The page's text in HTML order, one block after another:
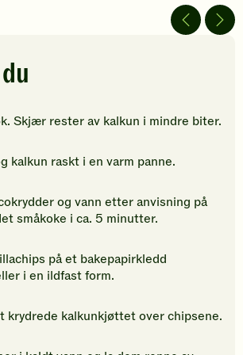
gi
vurdering.
4
av
å
gi
Skjær rester av kalkun i mindre biter.
kalkun raskt i en varm panne.
og vann etter anvisning på
småkoke i ca. 5 minutter.
på et bakepapirkledd
i en ildfast form.
krydrede kalkunkjøttet over chipsene.